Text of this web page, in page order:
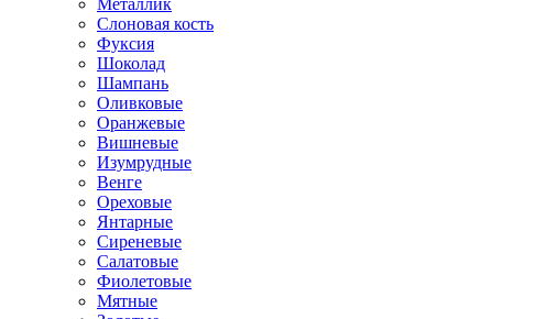
Слоновая кость
Фуксия
Шоколад
Шампань
Оливковые
Оранжевые
Вишневые
Изумрудные
Венге
Ореховые
Янтарные
Сиреневые
Салатовые
Фиолетовые
Мятные